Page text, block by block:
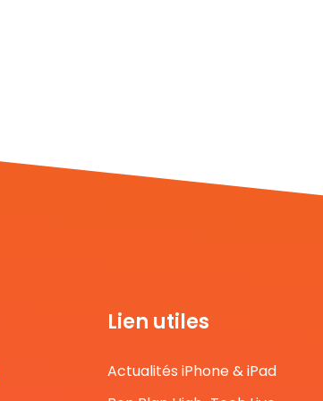
Lien utiles
Actualités iPhone & iPad